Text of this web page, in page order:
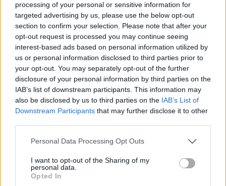
processing of your personal or sensitive information for
targeted advertising by us, please use the below opt-out
section to confirm your selection. Please note that after your
opt-out request is processed you may continue seeing
interest-based ads based on personal information utilized by
us or personal information disclosed to third parties prior to
your opt-out. You may separately opt-out of the further
disclosure of your personal information by third parties on the
IAB’s list of downstream participants. This information may
also be disclosed by us to third parties on the IAB’s List of
Downstream Participants that may further disclose it to other
Personal Data Processing Opt Outs
I want to opt-out of the Sharing of my
personal data.
Opted In